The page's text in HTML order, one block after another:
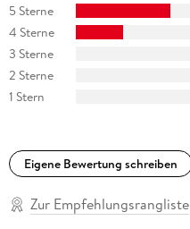
5 Sterne
4 Sterne
3 Sterne
2 Sterne
1 Stern
Eigene Bewertung schreiben
Zur Empfehlungsrangliste